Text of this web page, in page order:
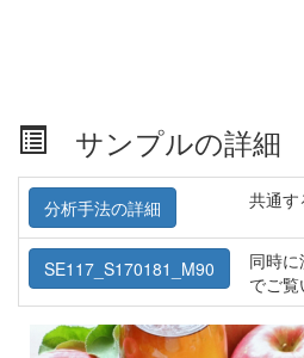
サンプルの詳細
分析手法の詳細 共通
SE117_S170181_M90
同時
でご